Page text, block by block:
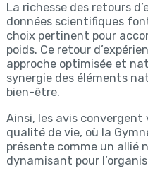
La richesse des retours
données scientifiques
choix pertinent pour
poids. Ce retour
approche optimisée et
synergie des éléments
bien-être.
Ainsi, les avis convergent
qualité de vie, où la
présente comme un allié
dynamisant pour